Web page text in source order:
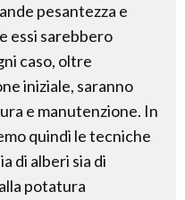
pesantezza e
essi sarebbero
caso, oltre
iniziale, saranno
e manutenzione. In
quindi le tecniche
di alberi sia di
potatura